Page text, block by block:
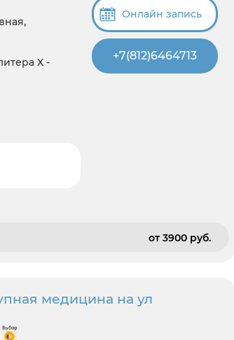
Х -
Онлайн запись
+7(812)6464713
от 3900 pуб.
медицина на ул